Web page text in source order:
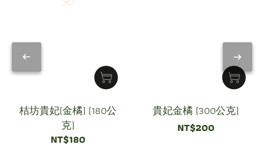
桔坊貴妃(金橘) (180公
克)
NT$180
貴妃金橘 (300公克)
NT$200